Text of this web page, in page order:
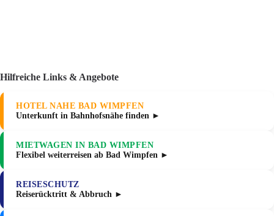
Hilfreiche Links & Angebote
HOTEL NAHE BAD WIMPFEN
Unterkunft in Bahnhofsnähe finden ►
MIETWAGEN IN BAD WIMPFEN
Flexibel weiterreisen ab Bad Wimpfen ►
REISESCHUTZ
Reiserücktritt & Abbruch ►